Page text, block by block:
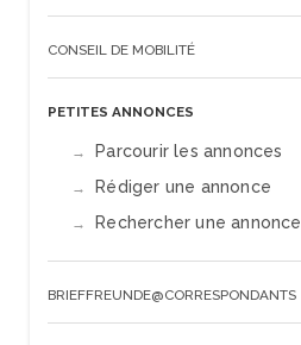
CONSEIL DE MOBILITÉ
PETITES ANNONCES
Parcourir les annonces
Rédiger une annonce
Rechercher une annonce
BRIEFFREUNDE@CORRESPONDANTS